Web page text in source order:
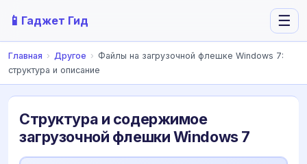
📱 Гаджет Гид ☰
Главная › Другое › Файлы на загрузочной флешке Windows 7:
структура и описание
Структура и содержимое
загрузочной флешки Windows 7